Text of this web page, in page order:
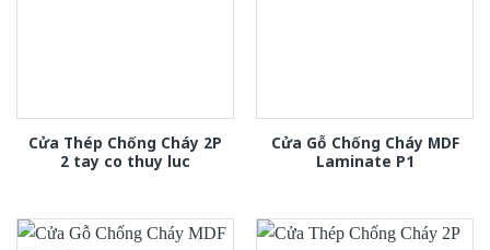
Cửa Thép Chống Cháy 2P
2 tay co thuy luc
Cửa Gỗ Chống Cháy MDF
Laminate P1